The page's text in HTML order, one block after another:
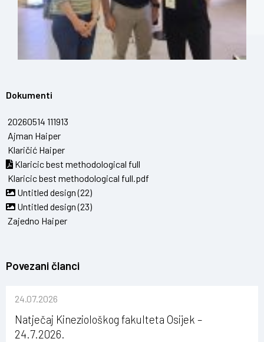
Dokumenti
20260514 111913
Ajman Haiper
Klaričić Haiper
Klaricic best methodological full
Klaricic best methodological full.pdf
Untitled design (22)
Untitled design (23)
Zajedno Haiper
Povezani članci
24.07.2026
Natječaj Kineziološkog fakulteta Osijek –
24.7.2026.